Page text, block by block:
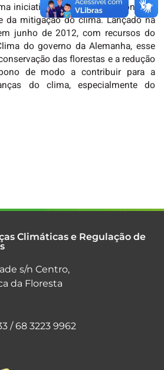
iniciativa que premia os pioneiros
da mitigação do clima. Lançado na
junho de 2012, com recursos do
do governo da Alemanha, esse
das florestas e a redução
de modo a contribuir para a
do clima, especialmente do
Climáticas e Regulação de
s/n Centro,
da Floresta
/ 68 3223 9962